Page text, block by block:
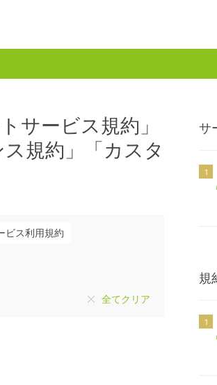
サービス規約」
規約」「カスタ
ビス利用規約
全てクリア
サ
規